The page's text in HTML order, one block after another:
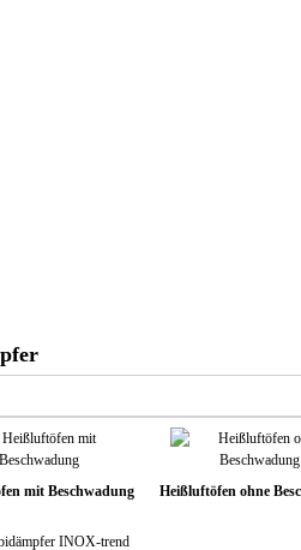
mit Beschwadung Heißluftöfen ohne